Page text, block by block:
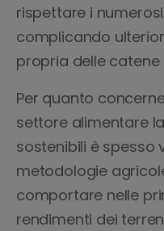
rispettare i
complicando
propria delle
Per quanto
settore alimentare
sostenibili è spesso
metodologie
comportare nelle
rendimenti dei